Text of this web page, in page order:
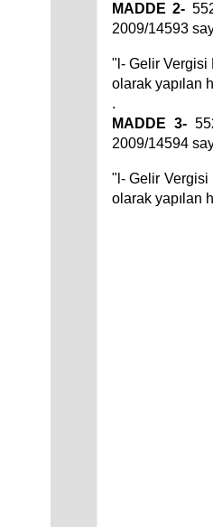
MADDE 2-
2009/14593
"l- Gelir Vergisi
olarak yapılan
.
MADDE 3-
2009/14594
"l- Gelir Vergisi
olarak yapılan